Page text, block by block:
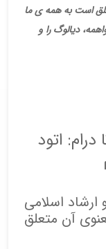
است به همه ی ما
دیالوگ را و
اتود
ارشاد اسلامی
آن متعلق